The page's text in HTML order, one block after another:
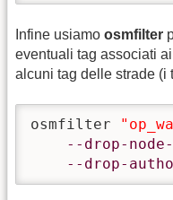
Infine usiamo osmfilter
eventuali tag associati
alcuni tag delle strade (i
osmfilter
--drop-
--drop-